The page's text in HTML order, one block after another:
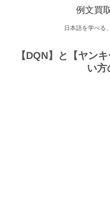
例文買
日本語を学べる
【DQN】と【ヤン
い方